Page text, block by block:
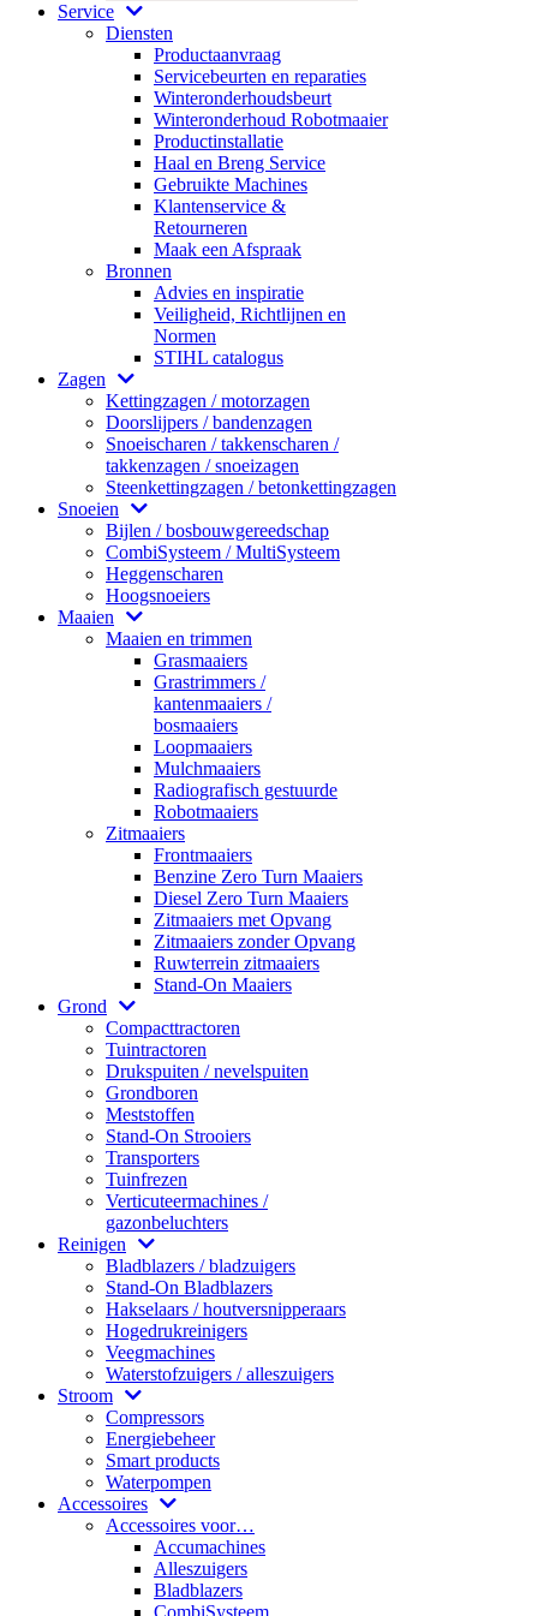
Service
Diensten
Productaanvraag
Servicebeurten en reparaties
Winteronderhoudsbeurt
Winteronderhoud Robotmaaier
Productinstallatie
Haal en Breng Service
Gebruikte Machines
Klantenservice &
Retourneren
Maak een Afspraak
Bronnen
Advies en inspiratie
Veiligheid, Richtlijnen en
Normen
STIHL catalogus
Zagen
Kettingzagen / motorzagen
Doorslijpers / bandenzagen
Snoeischaren / takkenscharen /
takkenzagen / snoeizagen
Steenkettingzagen / betonkettingzagen
Snoeien
Bijlen / bosbouwgereedschap
CombiSysteem / MultiSysteem
Heggenscharen
Hoogsnoeiers
Maaien
Maaien en trimmen
Grasmaaiers
Grastrimmers /
kantenmaaiers /
bosmaaiers
Loopmaaiers
Mulchmaaiers
Radiografisch gestuurde
Robotmaaiers
Zitmaaiers
Frontmaaiers
Benzine Zero Turn Maaiers
Diesel Zero Turn Maaiers
Zitmaaiers met Opvang
Zitmaaiers zonder Opvang
Ruwterrein zitmaaiers
Stand-On Maaiers
Grond
Compacttractoren
Tuintractoren
Drukspuiten / nevelspuiten
Grondboren
Meststoffen
Stand-On Strooiers
Transporters
Tuinfrezen
Verticuteermachines /
gazonbeluchters
Reinigen
Bladblazers / bladzuigers
Stand-On Bladblazers
Hakselaars / houtversnipperaars
Hogedrukreinigers
Veegmachines
Waterstofzuigers / alleszuigers
Stroom
Compressors
Energiebeheer
Smart products
Waterpompen
Accessoires
Accessoires voor…
Accumachines
Alleszuigers
Bladblazers
CombiSysteem